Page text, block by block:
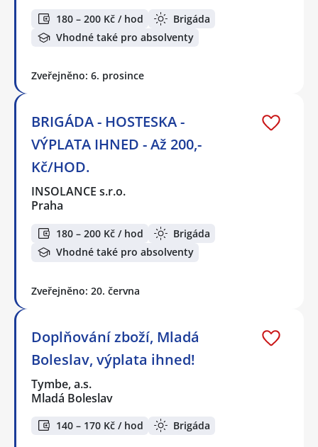
180 – 200 Kč / hod
Brigáda
Vhodné také pro absolventy
Zveřejněno: 6. prosince
BRIGÁDA - HOSTESKA -
VÝPLATA IHNED - Až 200,-
Kč/HOD.
INSOLANCE s.r.o.
Praha
180 – 200 Kč / hod
Brigáda
Vhodné také pro absolventy
Zveřejněno: 20. června
Doplňování zboží, Mladá
Boleslav, výplata ihned!
Tymbe, a.s.
Mladá Boleslav
140 – 170 Kč / hod Brigáda